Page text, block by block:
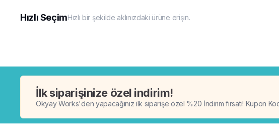
Hızlı SeçimHızlı bir şekilde aklınızdaki ürüne erişin.
İlk siparişinize özel indirim!
Okyay Works'den yapacağınız ilk siparişe özel %20 İndirim fırsatı! Kupon